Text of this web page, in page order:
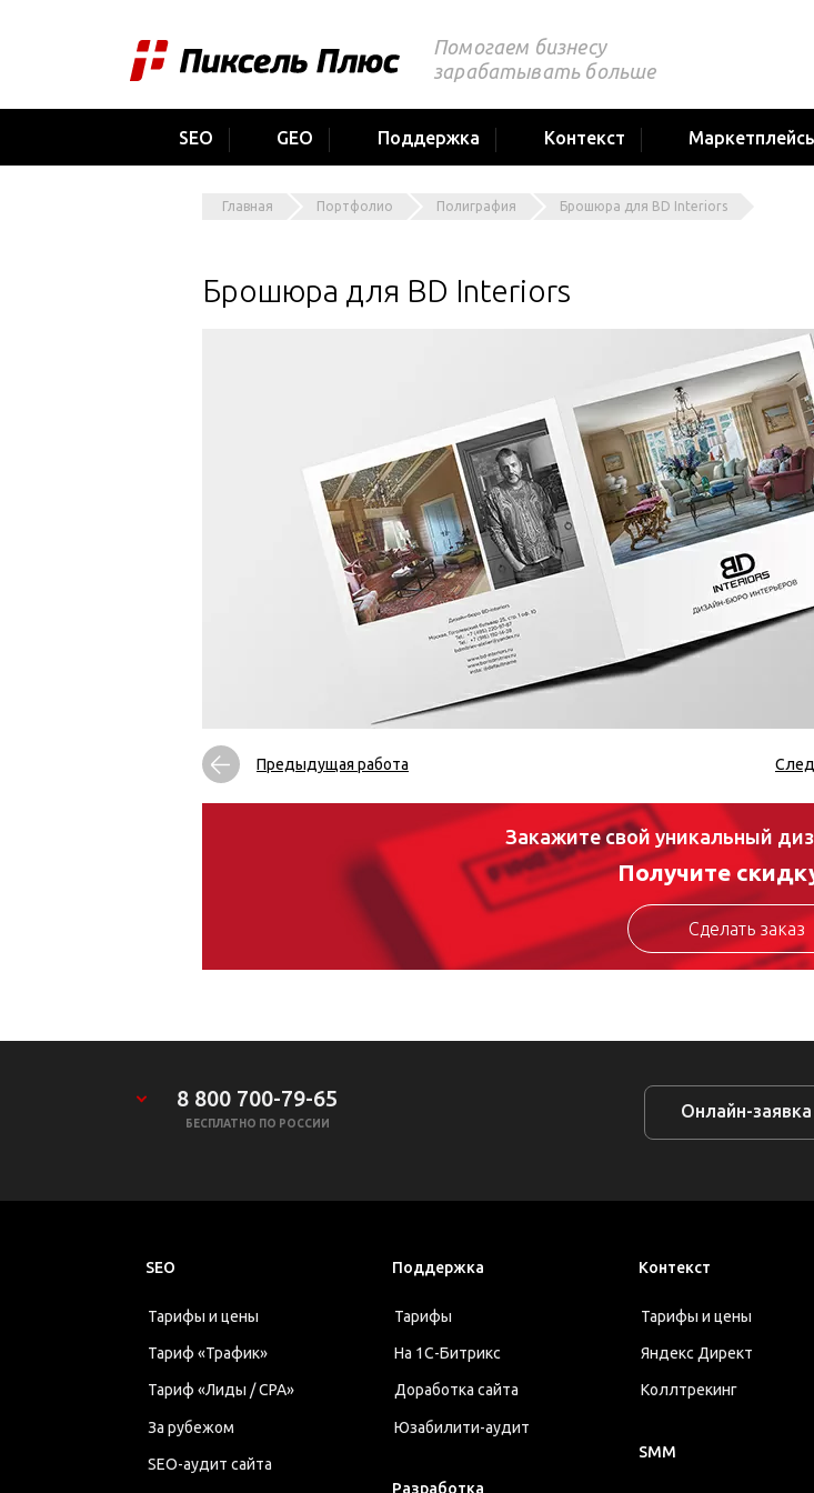
Помогаем бизнесу
зарабатывать больше
SEO GEO Поддержка Контекст
Главная Портфолио Полиграфия Брошюра для BD Interiors
Брошюра для BD Interiors
Предыдущая работа
Закажите свой уникальный
Получите
Сделать заказ
8 800 700-79-65
БЕСПЛАТНО ПО РОССИИ
Онлайн-заявка
SEO
Тарифы и цены
Тариф «Трафик»
Тариф «Лиды / CPA»
За рубежом
SEO-аудит сайта
Поддержка
Тарифы
На 1С-Битрикс
Доработка сайта
Юзабилити-аудит
Разработка
Контекст
Тарифы и цены
Яндекс Директ
Коллтрекинг
SMM